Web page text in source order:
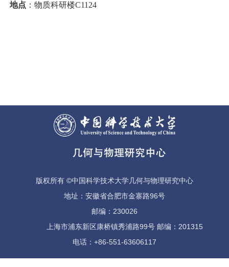
地点 ：物质科研楼C1124
版权所有 ©中国科学技术大学几何与物理研究中心
地址：安徽省合肥市金寨路96号
邮编：230026
上海市浦东新区康桥镇秀浦路99号 邮编：201315
电话：+86-551-63606117